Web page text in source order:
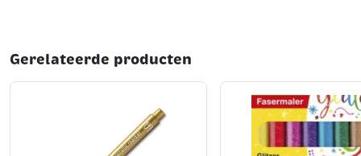
Gerelateerde producten